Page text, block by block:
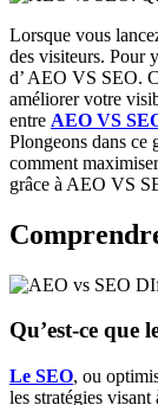
Lorsque vous
des visiteurs. Pour
d’ AEO VS SEO.
améliorer votre
entre AEO VS
Plongeons dans ce
comment
grâce à AEO VS
Qu’est-ce que
Le SEO, ou
les stratégies